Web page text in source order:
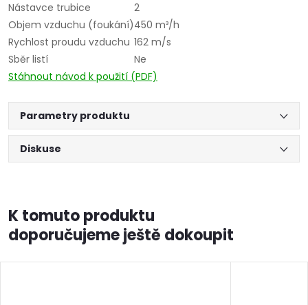
Nástavce trubice
2
Objem vzduchu (foukání)450 m³/h
Rychlost proudu vzduchu 162 m/s
Sběr listí
Ne
Stáhnout návod k použití (PDF)
Parametry produktu
Diskuse
K tomuto produktu
doporučujeme ještě dokoupit